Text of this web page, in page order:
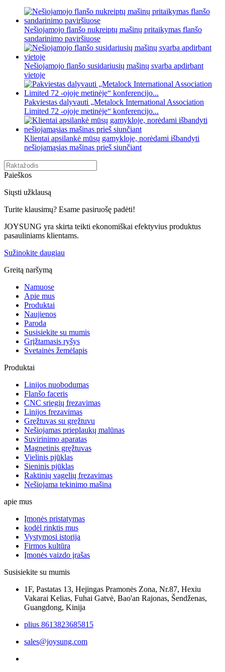
Nešiojamojo flanšo nukreiptų mašinų pritaikymas flanšo
sandarinimo paviršiuose
Nešiojamojo flanšo susidariusių mašinų svarba apdirbant
vietoje
Pakviestas dalyvauti „Metalock International Association
Limited 72 -ojoje metinėje“ konferencijo...
Klientai apsilankė mūsų gamykloje, norėdami išbandyti
nešiojamąsias mašinas prieš siunčiant
Paieškos
Siųsti užklausą
Turite klausimų? Esame pasiruošę padėti!
JOYSUNG yra skirta teikti ekonomiškai efektyvius produktus
pasauliniams klientams.
Sužinokite daugiau
Greitą naršymą
Namuose
Apie mus
Produktai
Naujienos
Paroda
Susisiekite su mumis
Grįžtamasis ryšys
Svetainės žemėlapis
Produktai
Linijos nuobodumas
Flanšo faceris
CNC sriegių frezavimas
Linijos frezavimas
Gręžtuvas su gręžtuvu
Nešiojamas prieplaukų malūnas
Suvirinimo aparatas
Magnetinis gręžtuvas
Vielinis pjūklas
Sieninis pjūklas
Raktinių vagelių frezavimas
Nešiojama tekinimo mašina
apie mus
Įmonės pristatymas
kodėl rinktis mus
Vystymosi istorija
Firmos kultūra
Įmonės vaizdo įrašas
Susisiekite su mumis
1F, Pastatas 13, Hejingas Pramonės Zona, Nr.87, Hexiu
Vakarai Kelias, Fuhai Gatvė, Bao'an Rajonas, Šendženas,
Guangdong, Kinija
plius 8613823685815
sales@joysung.com